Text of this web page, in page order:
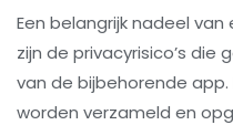
Een belangrijk nadeel
zijn de privacyrisico’s
van de bijbehorende
worden verzameld en